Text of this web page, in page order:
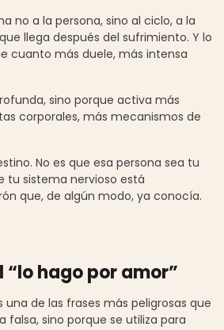
no a la persona, sino al ciclo, a la
llega después del sufrimiento. Y lo
cuanto más duele, más intensa
sino porque activa más
corporales, más mecanismos de
No es que esa persona sea tu
tu sistema nervioso está
que, de algún modo, ya conocía.
“lo hago por amor”
una de las frases más peligrosas que
falsa, sino porque se utiliza para